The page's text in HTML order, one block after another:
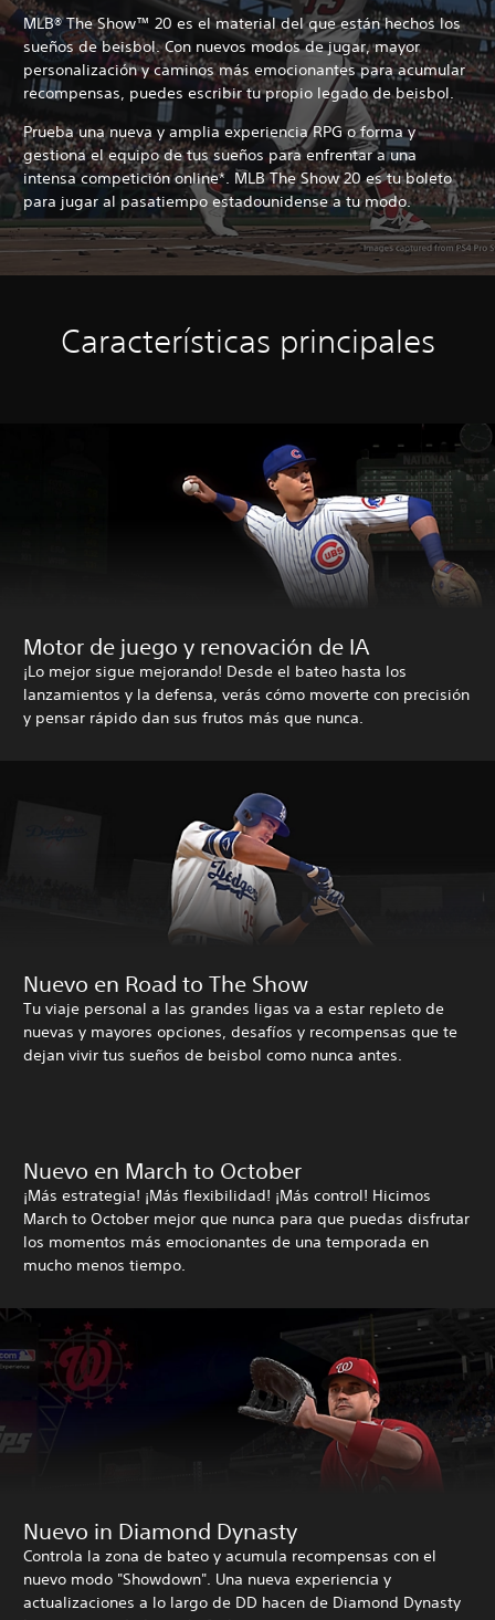
MLB® The Show™ 20 es el material del que están hechos los
sueños de beisbol. Con nuevos modos de jugar, mayor
personalización y caminos más emocionantes para acumular
recompensas, puedes escribir tu propio legado de beisbol.
Prueba una nueva y amplia experiencia RPG o forma y
gestiona el equipo de tus sueños para enfrentar a una
intensa competición online*. MLB The Show 20 es tu boleto
para jugar al pasatiempo estadounidense a tu modo.
Características principales
Motor de juego y renovación de IA
¡Lo mejor sigue mejorando! Desde el bateo hasta los
lanzamientos y la defensa, verás cómo moverte con precisión
y pensar rápido dan sus frutos más que nunca.
Nuevo en Road to The Show
Tu viaje personal a las grandes ligas va a estar repleto de
nuevas y mayores opciones, desafíos y recompensas que te
dejan vivir tus sueños de beisbol como nunca antes.
Nuevo en March to October
¡Más estrategia! ¡Más flexibilidad! ¡Más control! Hicimos
March to October mejor que nunca para que puedas disfrutar
los momentos más emocionantes de una temporada en
mucho menos tiempo.
Nuevo in Diamond Dynasty
Controla la zona de bateo y acumula recompensas con el
nuevo modo "Showdown". Una nueva experiencia y
actualizaciones a lo largo de DD hacen de Diamond Dynasty